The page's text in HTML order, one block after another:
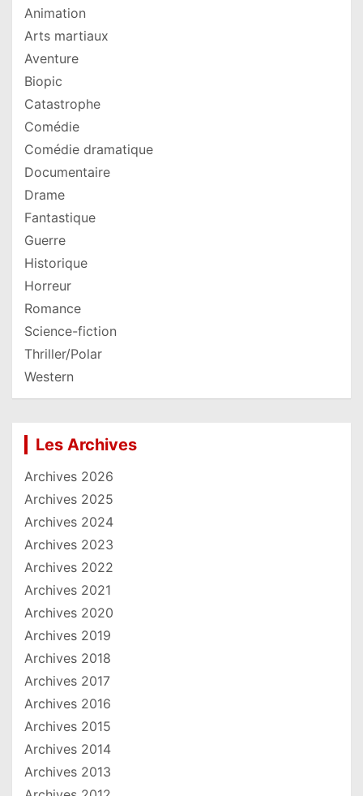
Animation
Arts martiaux
Aventure
Biopic
Catastrophe
Comédie
Comédie dramatique
Documentaire
Drame
Fantastique
Guerre
Historique
Horreur
Romance
Science-fiction
Thriller/Polar
Western
Les Archives
Archives 2026
Archives 2025
Archives 2024
Archives 2023
Archives 2022
Archives 2021
Archives 2020
Archives 2019
Archives 2018
Archives 2017
Archives 2016
Archives 2015
Archives 2014
Archives 2013